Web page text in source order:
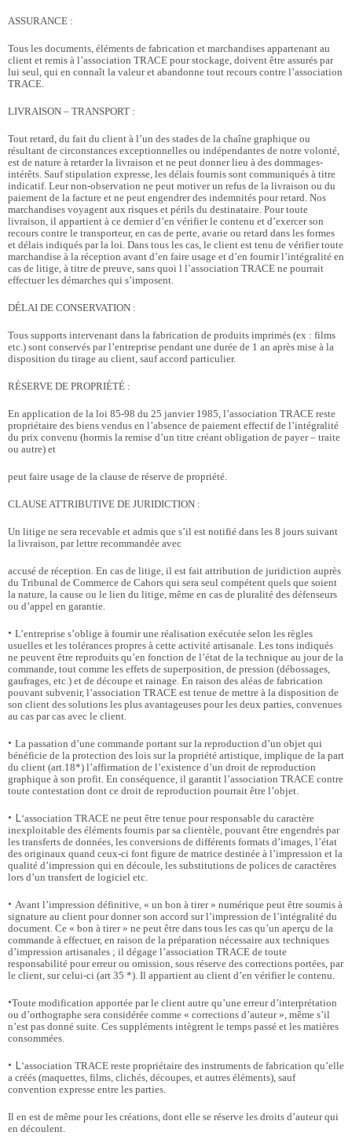
ASSURANCE :
Tous les documents, éléments de fabrication et marchandises appartenant au
client et remis à l’association TRACE pour stockage, doivent être assurés par
lui seul, qui en connaît la valeur et abandonne tout recours contre l’association
TRACE.
LIVRAISON – TRANSPORT :
Tout retard, du fait du client à l’un des stades de la chaîne graphique ou
résultant de circonstances exceptionnelles ou indépendantes de notre volonté,
est de nature à retarder la livraison et ne peut donner lieu à des dommages-
intérêts. Sauf stipulation expresse, les délais fournis sont communiqués à titre
indicatif. Leur non-observation ne peut motiver un refus de la livraison ou du
paiement de la facture et ne peut engendrer des indemnités pour retard. Nos
marchandises voyagent aux risques et périls du destinataire. Pour toute
livraison, il appartient à ce dernier d’en vérifier le contenu et d’exercer son
recours contre le transporteur, en cas de perte, avarie ou retard dans les formes
et délais indiqués par la loi. Dans tous les cas, le client est tenu de vérifier toute
marchandise à la réception avant d’en faire usage et d’en fournir l’intégralité en
cas de litige, à titre de preuve, sans quoi l l’association TRACE ne pourrait
effectuer les démarches qui s’imposent.
DÉLAI DE CONSERVATION :
Tous supports intervenant dans la fabrication de produits imprimés (ex : films
etc.) sont conservés par l’entreprise pendant une durée de 1 an après mise à la
disposition du tirage au client, sauf accord particulier.
RÉSERVE DE PROPRIÉTÉ :
En application de la loi 85-98 du 25 janvier 1985, l’association TRACE reste
propriétaire des biens vendus en l’absence de paiement effectif de l’intégralité
du prix convenu (hormis la remise d’un titre créant obligation de payer – traite
ou autre) et
peut faire usage de la clause de réserve de propriété.
CLAUSE ATTRIBUTIVE DE JURIDICTION :
Un litige ne sera recevable et admis que s’il est notifié dans les 8 jours suivant
la livraison, par lettre recommandée avec
accusé de réception. En cas de litige, il est fait attribution de juridiction auprès
du Tribunal de Commerce de Cahors qui sera seul compétent quels que soient
la nature, la cause ou le lien du litige, même en cas de pluralité des défenseurs
ou d’appel en garantie.
• L’entreprise s’oblige à fournir une réalisation exécutée selon les règles
usuelles et les tolérances propres à cette activité artisanale. Les tons indiqués
ne peuvent être reproduits qu’en fonction de l’état de la technique au jour de la
commande, tout comme les effets de superposition, de pression (débossages,
gaufrages, etc.) et de découpe et rainage. En raison des aléas de fabrication
pouvant subvenir, l’association TRACE est tenue de mettre à la disposition de
son client des solutions les plus avantageuses pour les deux parties, convenues
au cas par cas avec le client.
• La passation d’une commande portant sur la reproduction d’un objet qui
bénéficie de la protection des lois sur la propriété artistique, implique de la part
du client (art.18*) l’affirmation de l’existence d’un droit de reproduction
graphique à son profit. En conséquence, il garantit l’association TRACE contre
toute contestation dont ce droit de reproduction pourrait être l’objet.
• L ‘association TRACE ne peut être tenue pour responsable du caractère
inexploitable des éléments fournis par sa clientèle, pouvant être engendrés par
les transferts de données, les conversions de différents formats d’images, l’état
des originaux quand ceux-ci font figure de matrice destinée à l’impression et la
qualité d’impression qui en découle, les substitutions de polices de caractères
lors d’un transfert de logiciel etc.
• Avant l’impression définitive, « un bon à tirer » numérique peut être soumis à
signature au client pour donner son accord sur l’impression de l’intégralité du
document. Ce « bon à tirer » ne peut être dans tous les cas qu’un aperçu de la
commande à effectuer, en raison de la préparation nécessaire aux techniques
d’impression artisanales ; il dégage l’association TRACE de toute
responsabilité pour erreur ou omission, sous réserve des corrections portées, par
le client, sur celui-ci (art 35 *). Il appartient au client d’en vérifier le contenu.
•Toute modification apportée par le client autre qu’une erreur d’interprétation
ou d’orthographe sera considérée comme « corrections d’auteur », même s’il
n’est pas donné suite. Ces suppléments intègrent le temps passé et les matières
consommées.
• L ‘association TRACE reste propriétaire des instruments de fabrication qu’elle
a créés (maquettes, films, clichés, découpes, et autres éléments), sauf
convention expresse entre les parties.
Il en est de même pour les créations, dont elle se réserve les droits d’auteur qui
en découlent.